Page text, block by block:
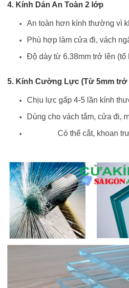
4. Kính Dán An Toàn 2 lớp
An toàn hơn kính thường vì
Phù hợp làm cửa đi, vách
Độ dày từ 6.38mm trở lên (tổ
5. Kính Cường Lực (Từ 5mm trở
Chịu lực gấp 4-5 lần kính
Dùng cho vách tắm, cửa đi,
Có thể cắt, khoan